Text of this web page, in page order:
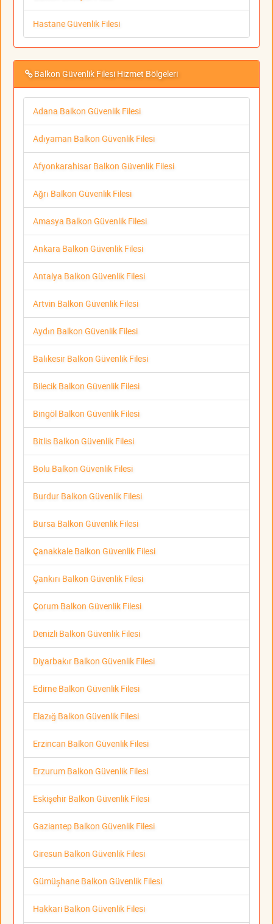
Hastane Güvenlik Filesi
Balkon Güvenlik Filesi Hizmet Bölgeleri
Adana Balkon Güvenlik Filesi
Adıyaman Balkon Güvenlik Filesi
Afyonkarahisar Balkon Güvenlik Filesi
Ağrı Balkon Güvenlik Filesi
Amasya Balkon Güvenlik Filesi
Ankara Balkon Güvenlik Filesi
Antalya Balkon Güvenlik Filesi
Artvin Balkon Güvenlik Filesi
Aydın Balkon Güvenlik Filesi
Balıkesir Balkon Güvenlik Filesi
Bilecik Balkon Güvenlik Filesi
Bingöl Balkon Güvenlik Filesi
Bitlis Balkon Güvenlik Filesi
Bolu Balkon Güvenlik Filesi
Burdur Balkon Güvenlik Filesi
Bursa Balkon Güvenlik Filesi
Çanakkale Balkon Güvenlik Filesi
Çankırı Balkon Güvenlik Filesi
Çorum Balkon Güvenlik Filesi
Denizli Balkon Güvenlik Filesi
Diyarbakır Balkon Güvenlik Filesi
Edirne Balkon Güvenlik Filesi
Elazığ Balkon Güvenlik Filesi
Erzincan Balkon Güvenlik Filesi
Erzurum Balkon Güvenlik Filesi
Eskişehir Balkon Güvenlik Filesi
Gaziantep Balkon Güvenlik Filesi
Giresun Balkon Güvenlik Filesi
Gümüşhane Balkon Güvenlik Filesi
Hakkari Balkon Güvenlik Filesi